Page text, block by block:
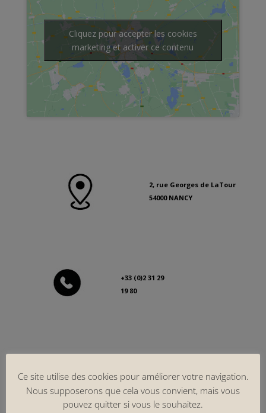
Cliquez pour accepter les cookies
marketing et activer ce contenu
2, rue Georges de LaTour
54000 NANCY
+33 (0)2 31 29
19 80
Ce site utilise des cookies pour améliorer votre navigation.
Nous supposerons que cela vous convient, mais vous
pouvez quitter si vous le souhaitez.